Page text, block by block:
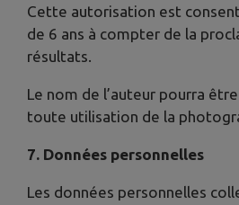
Cette autorisation est
de 6 ans à compter de la
résultats.
Le nom de l’auteur pourra
toute utilisation de la
7. Données personnelles
Les données personnelles